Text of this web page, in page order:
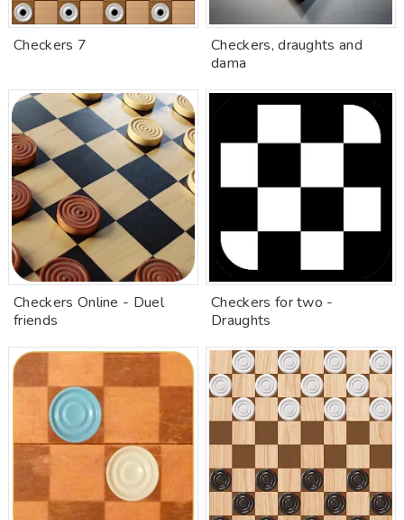
Checkers 7
Checkers, draughts and
dama
Checkers Online - Duel
friends
Checkers for two -
Draughts